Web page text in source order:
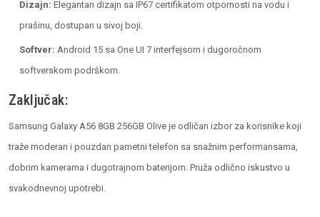
Dizajn: Elegantan dizajn sa IP67 certifikatom otpornosti na vodu i
prašinu, dostupan u sivoj boji.
Softver: Android 15 sa One UI 7 interfejsom i dugoročnom
softverskom podrškom.
Zaključak:
Samsung Galaxy A56 8GB 256GB Olive je odličan izbor za korisnike koji
traže moderan i pouzdan pametni telefon sa snažnim performansama,
dobrim kamerama i dugotrajnom baterijom. Pruža odlično iskustvo u
svakodnevnoj upotrebi.